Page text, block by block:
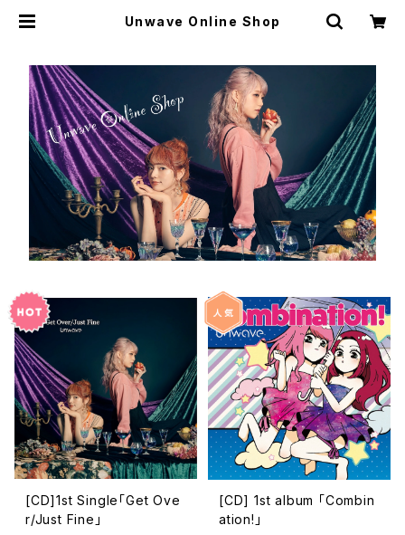
Unwave Online Shop
[CD]1st Single「Get Ove
r/Just Fine」
[CD] 1st album 「Combin
ation!」